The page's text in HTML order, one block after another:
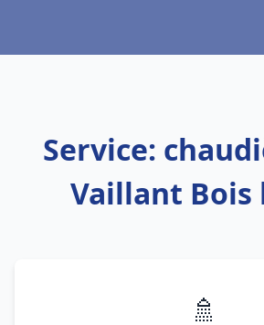
Service:
Vaillant Bois
🚿